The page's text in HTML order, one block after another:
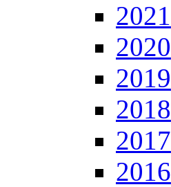
2021
2020
2019
2018
2017
2016